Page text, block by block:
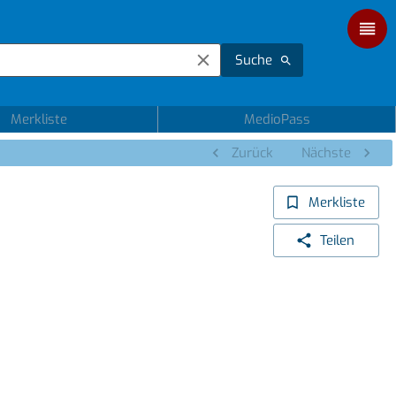
Suche
Merkliste
MedioPass
Zurück Nächste
Merkliste
Teilen